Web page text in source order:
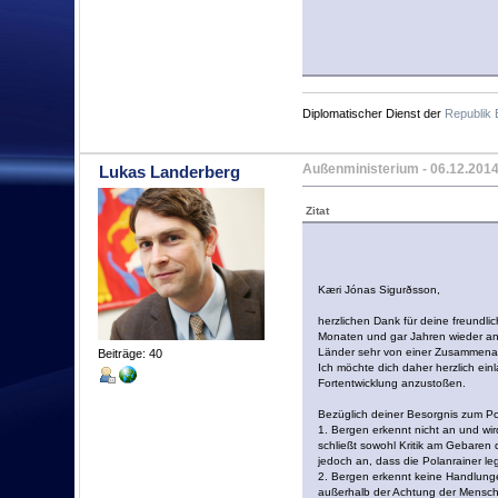
Diplomatischer Dienst der Republik
Lukas Landerberg
Beiträge: 40
Außenministerium -
Zitat
Kæri Jónas Sigurðsson,
herzlichen Dank für deine
Monaten und gar Jahren wieder
Länder sehr von einer
Ich möchte dich daher herzlich
Fortentwicklung anzustoßen.
Bezüglich deiner Besorgnis zum
1. Bergen erkennt nicht an und
schließt sowohl Kritik am
jedoch an, dass die Polanrainer
2. Bergen erkennt keine
außerhalb der Achtung der